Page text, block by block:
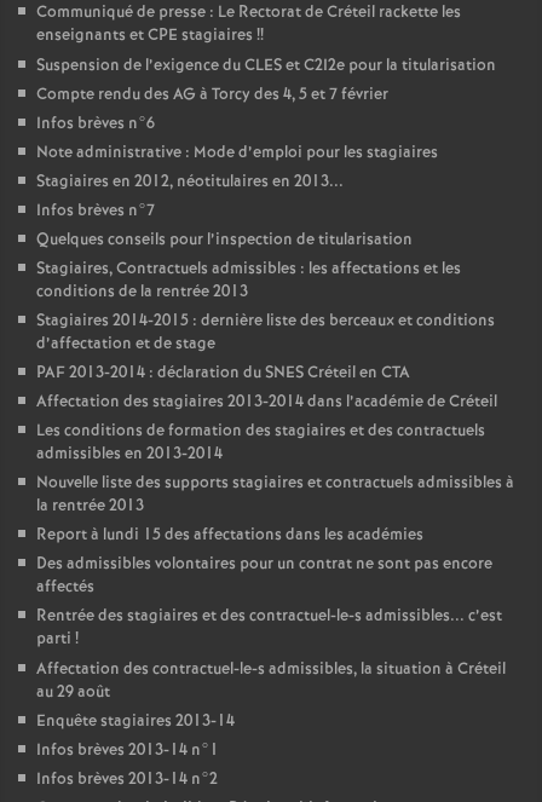
Communiqué de presse : Le Rectorat de Créteil rackette les
enseignants etCPE stagiaires !!
Suspension de l’exigence duCLESet C2I2e pour la titularisation
Compte rendu des AG à Torcy des 4, 5 et 7 février
Infos brèves n°6
Note administrative : Mode d’emploi pour les stagiaires
Stagiaires en 2012, néotitulaires en 2013...
Infos brèves n°7
Quelques conseils pour l’inspection de titularisation
Stagiaires, Contractuels admissibles : les affectations et les
conditions de la rentrée 2013
Stagiaires 2014-2015 : dernière liste des berceaux et conditions
d’affectation et de stage
PAF2013-2014 : déclaration duSNESCréteil en CTA
Affectation des stagiaires 2013-2014 dans l’académie de Créteil
Les conditions de formation des stagiaires et des contractuels
admissibles en 2013-2014
Nouvelle liste des supports stagiaires et contractuels admissibles à
la rentrée 2013
Report à lundi 15 des affectations dans les académies
Des admissibles volontaires pour un contrat ne sont pas encore
affectés
Rentrée des stagiaires et des contractuel-le-s admissibles... c’est
parti !
Affectation des contractuel-le-s admissibles, la situation à Créteil
au 29 août
Enquête stagiaires 2013-14
Infos brèves 2013-14 n°1
Infos brèves 2013-14 n°2